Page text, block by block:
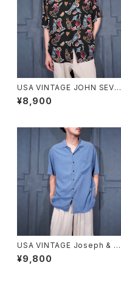
USA VINTAGE JOHN SEVER
SON COLLECTION BY KAH
ALA COCKTAIL PATTERNE
ALAYSIA/アメリカ古着カクテル
柄デザインレーヨンアロハシャ
¥8,900
USA VINTAGE Joseph & Fe
iss OPEN COLLAR HALF SL
EEVE SILK SHIRT/アメリカ古
¥9,800